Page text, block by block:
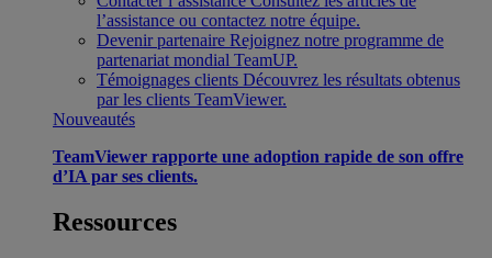
l’assistance ou contactez notre équipe.
Devenir partenaire Rejoignez notre programme de
partenariat mondial TeamUP.
Témoignages clients Découvrez les résultats obtenus
par les clients TeamViewer.
Nouveautés
TeamViewer rapporte une adoption rapide de son offre
d’IA par ses clients.
Ressources